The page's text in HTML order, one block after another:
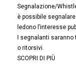
Segnalazione/
è possibile
ledono l’interesse
I segnalanti
o ritorsivi.
SCOPRI DI PIÙ